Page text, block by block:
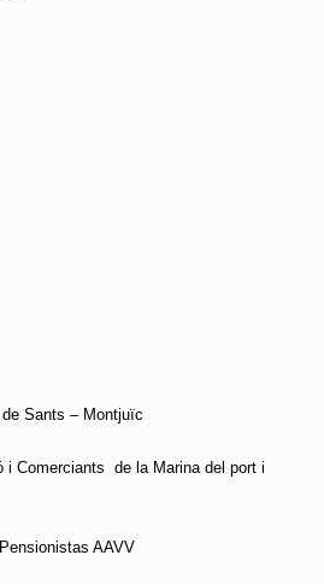
Sants – Montjuïc
i Comerciants
de la Marina del port i
AAVV